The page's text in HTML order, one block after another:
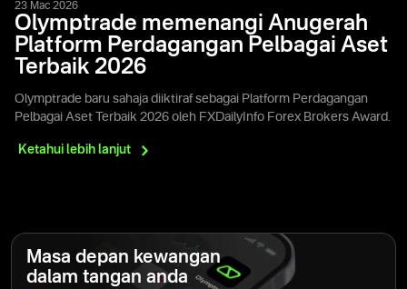
23 Mac 2026
Olymptrade memenangi Anugerah
Platform Perdagangan Pelbagai Aset
Terbaik 2026
Olymptrade baru sahaja diiktiraf sebagai Platform Perdagangan
Pelbagai Aset Terbaik 2026 oleh FXDailyInfo Forex Brokers Award.
Ketahui lebih lanjut
Masa depan kewangan
dalam tangan anda